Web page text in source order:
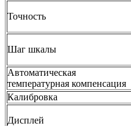
Точность
Шаг шкалы
Автоматическая
температурная компенсация
Калибровка
Дисплей